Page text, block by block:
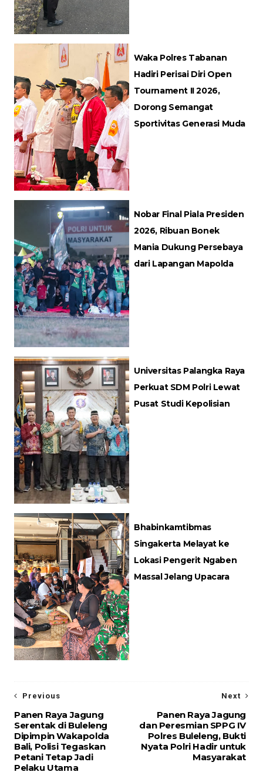
Waka Polres Tabanan
Hadiri Perisai Diri Open
Tournament II 2026,
Dorong Semangat
Sportivitas Generasi Muda
Nobar Final Piala Presiden
2026, Ribuan Bonek
Mania Dukung Persebaya
dari Lapangan Mapolda
Universitas Palangka Raya
Perkuat SDM Polri Lewat
Pusat Studi Kepolisian
Bhabinkamtibmas
Singakerta Melayat ke
Lokasi Pengerit Ngaben
Massal Jelang Upacara
Next
Panen Raya Jagung
dan Peresmian SPPG IV
Polres Buleleng, Bukti
Nyata Polri Hadir untuk
Masyarakat
Previous
Panen Raya Jagung
Serentak di Buleleng
Dipimpin Wakapolda
Bali, Polisi Tegaskan
Petani Tetap Jadi
Pelaku Utama